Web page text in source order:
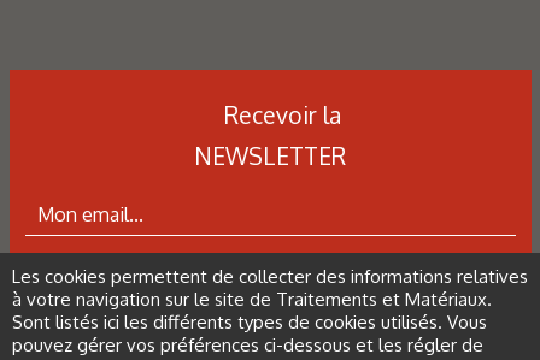
N°500 - Mai / Juin 2026
Recevoir la
NEWSLETTER
ABONNEZ-VOUS À LA NEWSLETTER
Les cookies permettent de collecter des informations relatives
à votre navigation sur le site de Traitements et Matériaux.
Sont listés ici les différents types de cookies utilisés. Vous
pouvez gérer vos préférences ci-dessous et les régler de